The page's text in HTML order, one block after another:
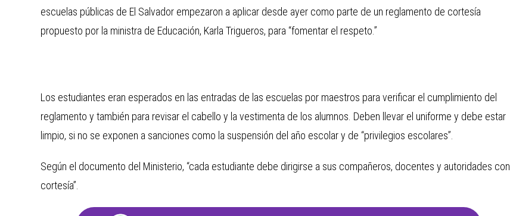
escuelas públicas de El Salvador empezaron a aplicar desde ayer como parte de un reglamento de cortesía
propuesto por la ministra de Educación, Karla Trigueros, para “fomentar el respeto.”
Los estudiantes eran esperados en las entradas de las escuelas por maestros para verificar el cumplimiento del
reglamento y también para revisar el cabello y la vestimenta de los alumnos. Deben llevar el uniforme y debe estar
limpio, si no se exponen a sanciones como la suspensión del año escolar y de “privilegios escolares”.
Según el documento del Ministerio, “cada estudiante debe dirigirse a sus compañeros, docentes y autoridades con
cortesía”.